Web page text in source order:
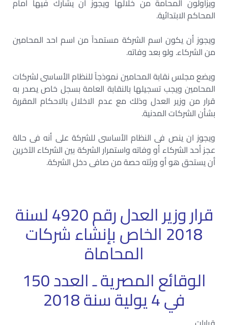
ويزاولون المحامة من خلالها ويجوز أن يشارك فيها أمام
المحاكم الابتدائية.
ويجوز أن يكون اسم الشركة مستمداً من اسم احد المحامين
من الشركاء. ولو بعد وفاته.
ويضع مجلس نقابة المحامين نموذجاً للنظام الأساسى لشركات
المحامين ويجب تسجيلها بالنقابة العامة بسجل خاص يصدر به
قرار من وزير العدل وذلك مع عدم الاخلال بالاحكام المقررة
بشأن الشركات المدنية.
ويجوز ان ينص فى النظام الأساسى للشركة على أنه فى حالة
عجز أحد الشركاء أو وفاته واستمرار الشركة بين الشركاء الآخرين
أن يستحق هو أو ورثته حصة من صافى دخل الشركة.
قرار وزير العدل رقم 4920 لسنة
2018 الخاص بإنشاء شركات
المحاماة
الوقائع المصرية ـ العدد 150
في 4 يولية سنة 2018